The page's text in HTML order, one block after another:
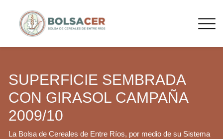
SUPERFICIE SEMBRADA
CON GIRASOL CAMPAÑA
2009/10
La Bolsa de Cereales de Entre Ríos, por medio de su Sistema